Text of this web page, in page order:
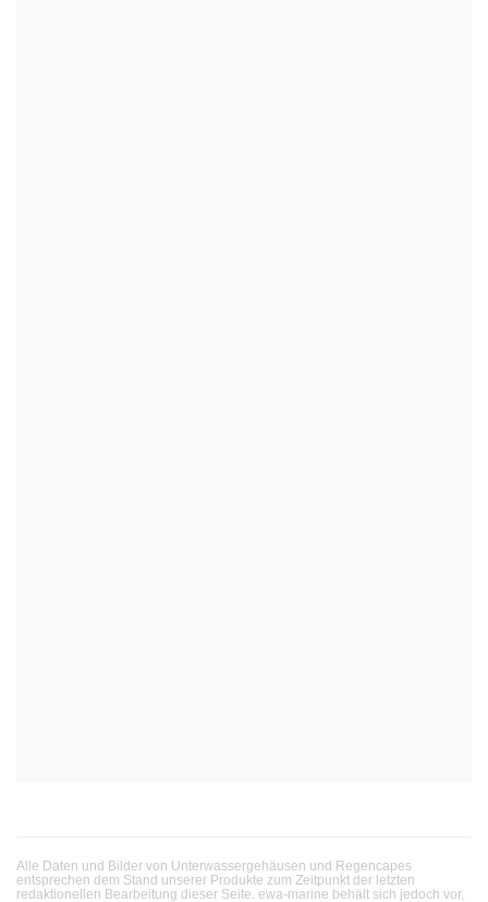
Alle Daten und Bilder von Unterwassergehäusen und Regencapes
entsprechen dem Stand unserer Produkte zum Zeitpunkt der letzten
redaktionellen Bearbeitung dieser Seite. ewa-marine behält sich jedoch vor,